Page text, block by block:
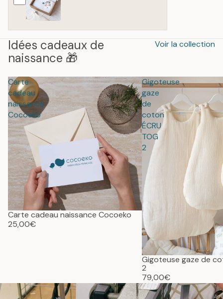
Idées cadeaux de
naissance 🎁
Voir la collection
Carte
cadeau
naissance
Cocoeko
Carte cadeau naissance Cocoeko
25,00€
Gigoteuse
gaze
de
coton
ÉCRU
TOG
2
Gigoteuse gaze de
2
79,00€